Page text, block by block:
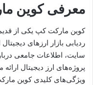
معرفی کوین
کوین مارکت کپ یکی از
سایت، اطلاعات جامعی
پروژه‌های ارز دیجیتال
ویژگی‌های کلیدی کوین